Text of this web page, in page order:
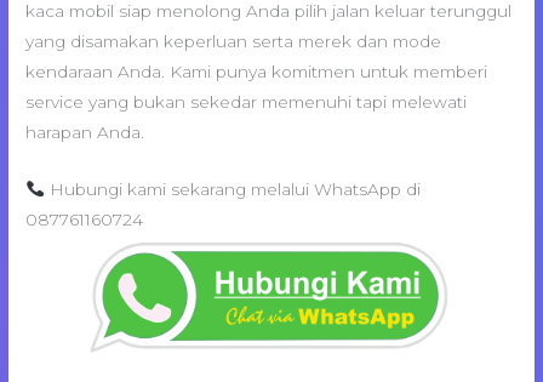
kaca mobil siap menolong Anda pilih jalan keluar terunggul
yang disamakan keperluan serta merek dan mode
kendaraan Anda. Kami punya komitmen untuk memberi
service yang bukan sekedar memenuhi tapi melewati
harapan Anda.
Hubungi kami sekarang melalui WhatsApp di
087761160724